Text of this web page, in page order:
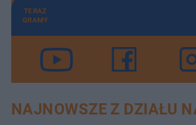
TERAZ
GRAMY
NAJNOWSZE Z DZIAŁU